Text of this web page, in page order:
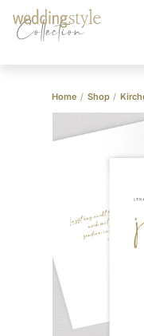
Collection
Home / Shop /